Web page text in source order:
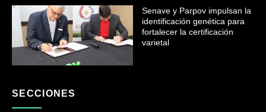
Senave y Parpov impulsan la
identificación genética para
fortalecer la certificación
varietal
SECCIONES